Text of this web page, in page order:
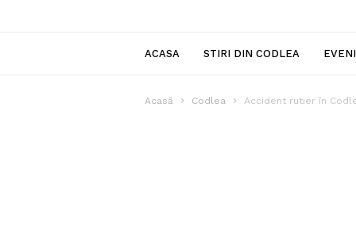
ACASA STIRI DIN CODLEA
Acasă Codlea Accident rutier în